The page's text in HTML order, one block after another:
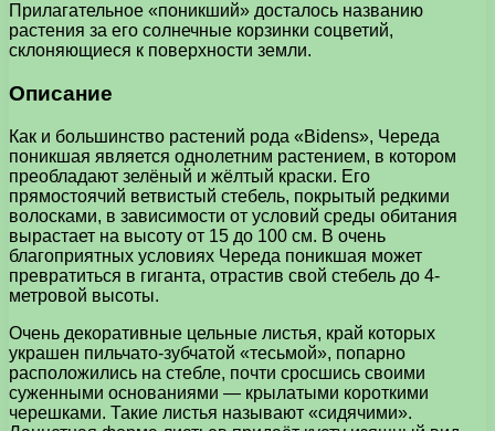
Прилагательное «поникший» досталось названию
растения за его солнечные корзинки соцветий,
склоняющиеся к поверхности земли.
Описание
Как и большинство растений рода «Bidens», Череда
поникшая является однолетним растением, в котором
преобладают зелёный и жёлтый краски. Его
прямостоячий ветвистый стебель, покрытый редкими
волосками, в зависимости от условий среды обитания
вырастает на высоту от 15 до 100 см. В очень
благоприятных условиях Череда поникшая может
превратиться в гиганта, отрастив свой стебель до 4-
метровой высоты.
Очень декоративные цельные листья, край которых
украшен пильчато-зубчатой «тесьмой», попарно
расположились на стебле, почти сросшись своими
суженными основаниями — крылатыми короткими
черешками. Такие листья называют «сидячими».